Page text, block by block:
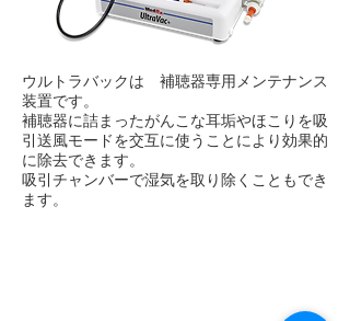
ウルトラバックは 補聴器専用メンテナンス
装置です。
補聴器に詰まったがんこな耳垢やほこりを吸
引送風モードを交互に使うことにより効果的
に除去できます。
​吸引チャンバーで湿気を取り除くこともでき
ます。